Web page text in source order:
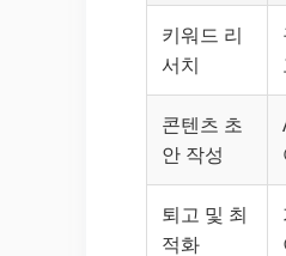
키워드 리
서치
콘텐츠 초
안 작성
퇴고 및 최
적화